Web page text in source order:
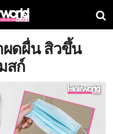
ดผื่น สิวขึ้น
สก์